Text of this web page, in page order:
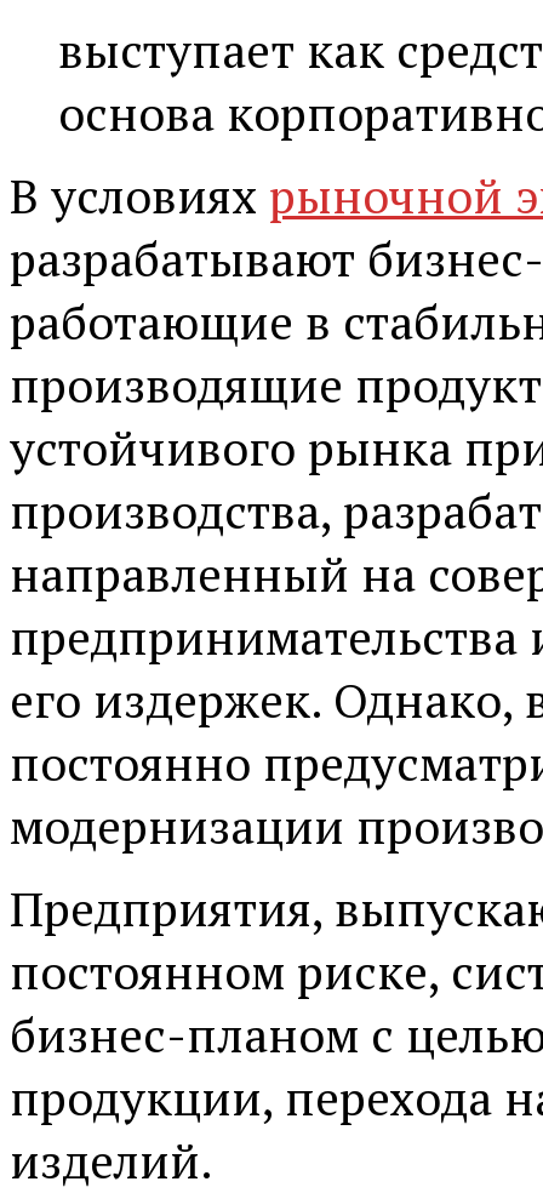
выступает как
основа
В условиях рыночной
разрабатывают
работающие в
производящие
устойчивого рынка
производства,
направленный на
его издержек. Однако,
постоянно
модернизации
Предприятия,
постоянном риске,
бизнес-планом с
продукции, перехода
изделий.